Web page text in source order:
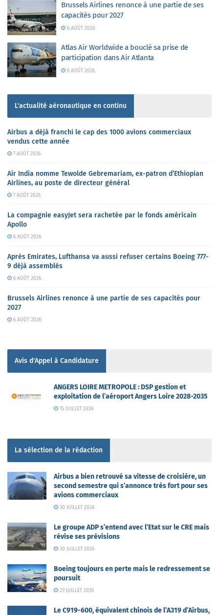
Brussels Airlines renonce à une partie de ses
capacités pour 2027
6 AOÛT 2026
Atlas Air Worldwide a bouclé sa prise de
participation dans Air Atlanta
6 AOÛT 2026
L'actualité aéronautique en continu
Airbus a déjà franchi le cap des 1000 avions commerciaux
vendus cette année
7 AOÛT 2026
Air India nomme Tewolde Gebremariam, ex-patron d’Ethiopian
Airlines, au poste de directeur général
7 AOÛT 2026
La compagnie easyJet sera rachetée par le fonds américain
Apollo
6 AOÛT 2026
Après Emirates, Lufthansa va aussi refuser certains Boeing 777-
9 déjà assemblés
6 AOÛT 2026
Brussels Airlines renonce à une partie de ses capacités pour
2027
6 AOÛT 2026
Avis d'Appel à Candidature
ANGERS LOIRE METROPOLE : DSP gestion et
exploitation de l’aéroport Angers Loire 2028-2035
15 JUILLET 2026
La sélection de la rédaction
Airbus a bien retrouvé sa vitesse de croisière, un
second semestre qui s’annonce très fort pour ses
avions commerciaux
30 JUILLET 2026
Le groupe ADP s’entend avec l’Etat sur le CRE mais
révise ses prévisions
30 JUILLET 2026
Boeing toujours en perte mais le redressement se
poursuit
29 JUILLET 2026
Le C919-600, équivalent chinois de l’A319 d’Airbus,